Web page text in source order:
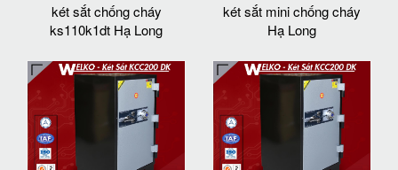
két sắt chống cháy
ks110k1dt Hạ Long
két sắt mini chống cháy
Hạ Long